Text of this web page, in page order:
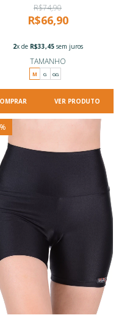
R$74,90
R$66,90
2x de R$33,45sem juros
TAMANHO
M G GG
VER PRODUTO
%